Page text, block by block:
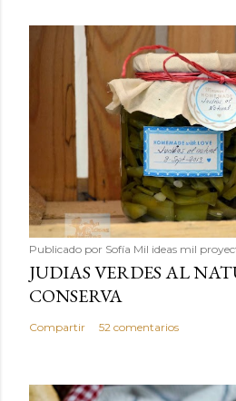
Publicado por Sofía Mil ideas mil
JUDIAS VERDES AL
CONSERVA
Compartir 52 comentarios